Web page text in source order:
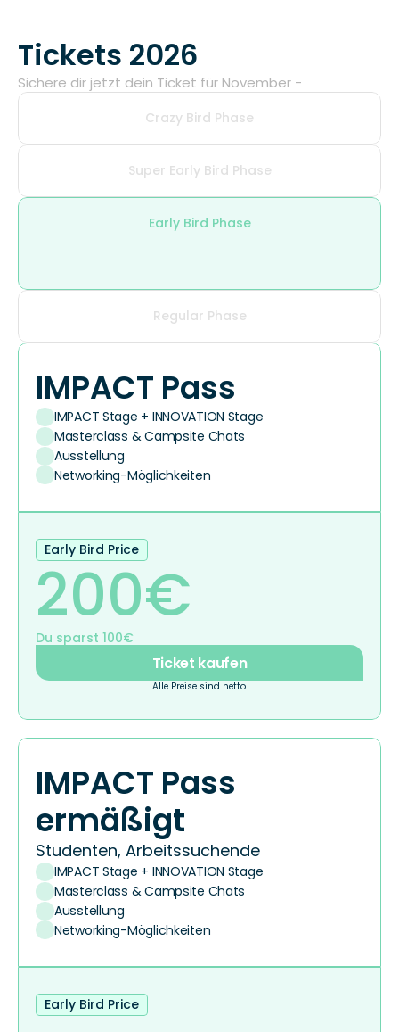
Tickets 2026
Sichere dir jetzt dein Ticket für November -
Crazy Bird Phase
Super Early Bird Phase
Early Bird Phase
Regular Phase
IMPACT Pass
IMPACT Stage + INNOVATION Stage
Masterclass & Campsite Chats
Ausstellung
Networking-Möglichkeiten
Early Bird Price
200€
Du sparst 100€
Ticket kaufen
Alle Preise sind netto.
IMPACT Pass
ermäßigt
Studenten, Arbeitssuchende
IMPACT Stage + INNOVATION Stage
Masterclass & Campsite Chats
Ausstellung
Networking-Möglichkeiten
Early Bird Price